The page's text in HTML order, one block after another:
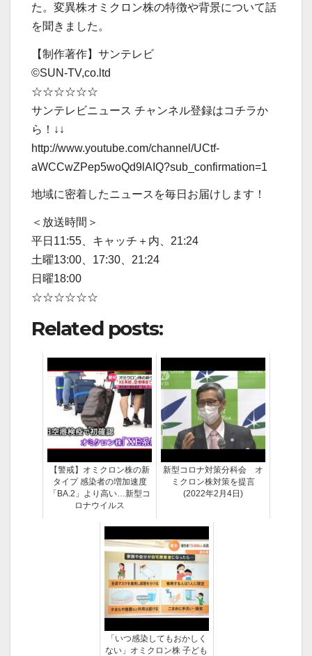
た。変異株オミクロン株の特徴や背景について話
を聞きました。
【制作著作】サンテレビ
©SUN-TV,co.ltd
☆☆☆☆☆☆
サンテレビニュース チャンネル登録はコチラか
ら！↓↓
http://www.youtube.com/channel/UCtf-
aWCCwZPep5woQd9lAIQ?sub_confirmation=1
地域に密着したニュースを毎日お届けします！
＜放送時間＞
平日11:55、キャッチ＋内、21:24
土曜13:00、17:30、21:24
日曜18:00
☆☆☆☆☆☆
Related posts:
【警戒】オミクロン株の新
タイプ 感染者の増加速度
「BA.2」より高い…新型コ
ロナウイルス
新型コロナ対策分科会 オ
ミクロン株対策を提言
(2022年2月4日)
「いつ感染してもおかしく
ない」オミクロン株 子ども